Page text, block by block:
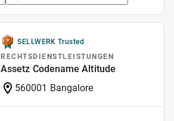
SELLWERK Trusted
RECHTSDIENSTLEISTUNGEN
Assetz Codename Altitude
560001 Bangalore